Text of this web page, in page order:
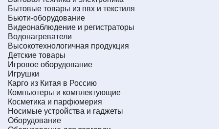
Бытовые товары из пвх и текстиля
Бьюти-оборудование
Видеонаблюдение и регистраторы
Водонагреватели
Высокотехнологичная продукция
Детские товары
Игровое оборудование
Игрушки
Карго из Китая в Россию
Компьютеры и комплектующие
Косметика и парфюмерия
Носимые устройства и гаджеты
Оборудование